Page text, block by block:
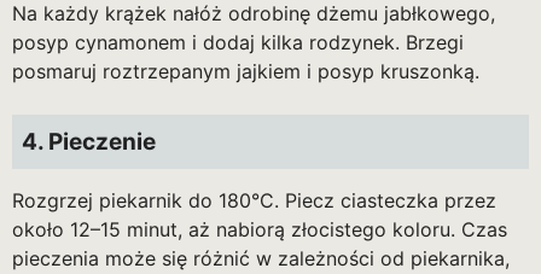
Na każdy krążek nałóż odrobinę dżemu jabłkowego,
posyp cynamonem i dodaj kilka rodzynek. Brzegi
posmaruj roztrzepanym jajkiem i posyp kruszonką.
4. Pieczenie
Rozgrzej piekarnik do 180°C. Piecz ciasteczka przez
około 12–15 minut, aż nabiorą złocistego koloru. Czas
pieczenia może się różnić w zależności od piekarnika,